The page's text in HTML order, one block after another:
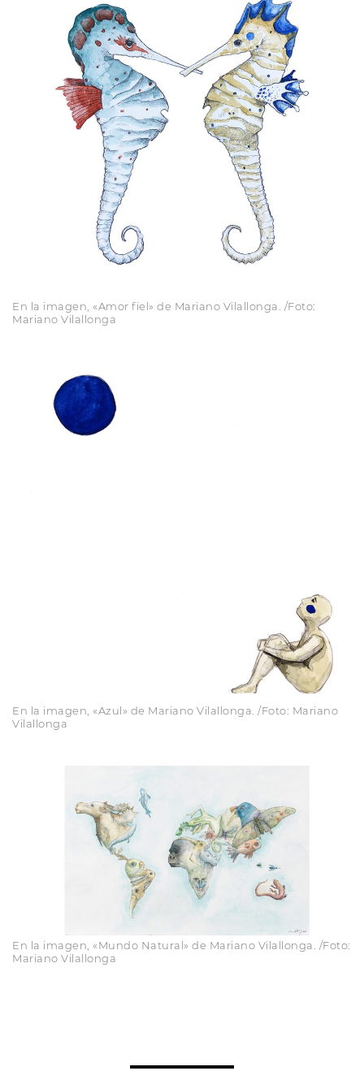
En la imagen, «Amor fiel» de Mariano Vilallonga. /Foto:
Mariano Vilallonga
En la imagen, «Azul» de Mariano Vilallonga. /Foto: Mariano
Vilallonga
En la imagen, «Mundo Natural» de Mariano Vilallonga. /Foto:
Mariano Vilallonga